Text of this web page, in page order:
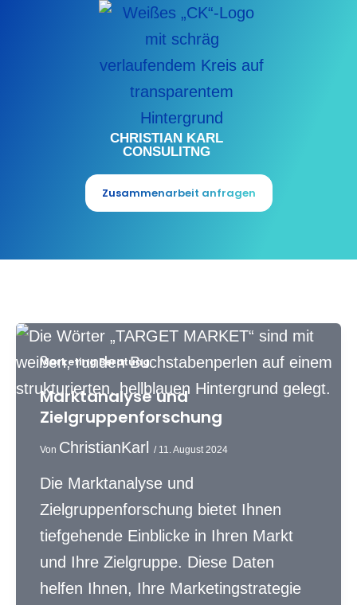
CHRISTIAN KARL
CONSULITNG
Zusammenarbeit anfragen
Marketing Beratung
Marktanalyse und
Zielgruppenforschung
Von ChristianKarl / 11. August 2024
Die Marktanalyse und
Zielgruppenforschung bietet Ihnen
tiefgehende Einblicke in Ihren Markt
und Ihre Zielgruppe. Diese Daten
helfen Ihnen, Ihre Marketingstrategie